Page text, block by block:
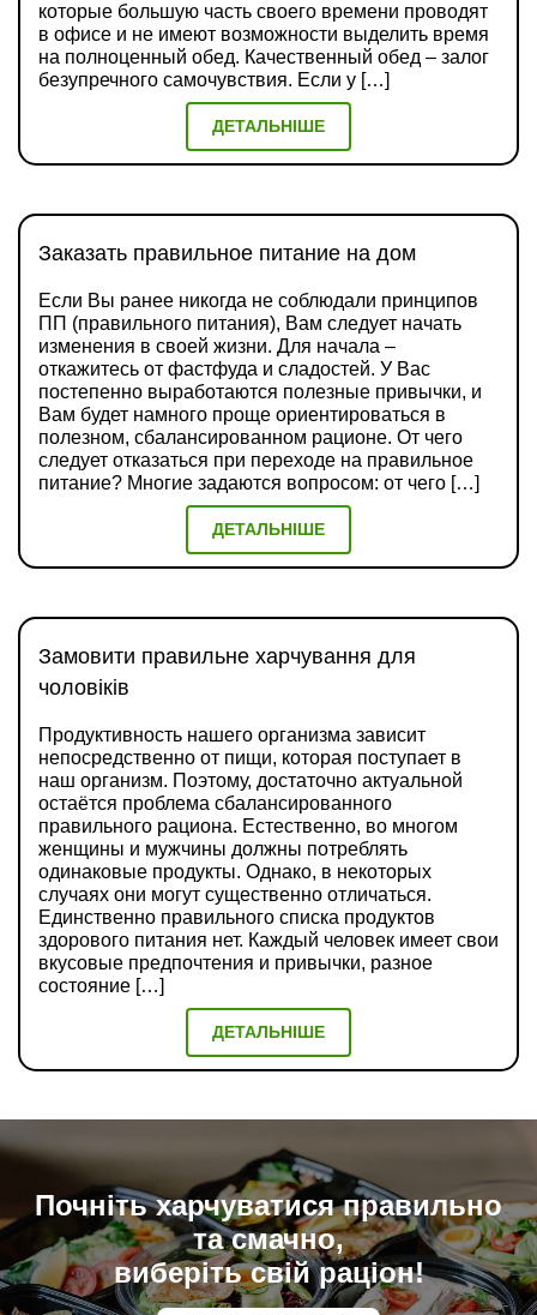
которые большую часть своего времени проводят
в офисе и не имеют возможности выделить время
на полноценный обед. Качественный обед – залог
безупречного самочувствия. Если у […]
ДЕТАЛЬНІШЕ
Заказать правильное питание на дом
Если Вы ранее никогда не соблюдали принципов
ПП (правильного питания), Вам следует начать
изменения в своей жизни. Для начала –
откажитесь от фастфуда и сладостей. У Вас
постепенно выработаются полезные привычки, и
Вам будет намного проще ориентироваться в
полезном, сбалансированном рационе. От чего
следует отказаться при переходе на правильное
питание? Многие задаются вопросом: от чего […]
ДЕТАЛЬНІШЕ
Замовити правильне харчування для
чоловіків
Продуктивность нашего организма зависит
непосредственно от пищи, которая поступает в
наш организм. Поэтому, достаточно актуальной
остаётся проблема сбалансированного
правильного рациона. Естественно, во многом
женщины и мужчины должны потреблять
одинаковые продукты. Однако, в некоторых
случаях они могут существенно отличаться.
Единственно правильного списка продуктов
здорового питания нет. Каждый человек имеет свои
вкусовые предпочтения и привычки, разное
состояние […]
ДЕТАЛЬНІШЕ
Почніть харчуватися правильно
та смачно,
виберіть свій раціон!